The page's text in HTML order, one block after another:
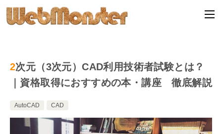
2次元（3次元）CAD利用技術者試験とは？
｜資格取得におすすめの本・講座 徹底解説
AutoCAD CAD